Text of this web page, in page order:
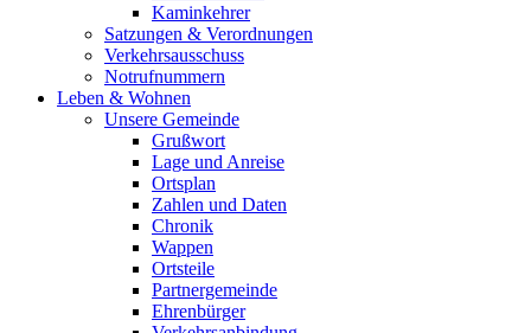
Kaminkehrer
Satzungen & Verordnungen
Verkehrsausschuss
Notrufnummern
Leben & Wohnen
Unsere Gemeinde
Grußwort
Lage und Anreise
Ortsplan
Zahlen und Daten
Chronik
Wappen
Ortsteile
Partnergemeinde
Ehrenbürger